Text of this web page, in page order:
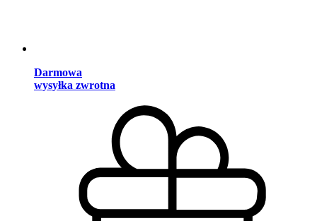
Darmowa
wysyłka zwrotna